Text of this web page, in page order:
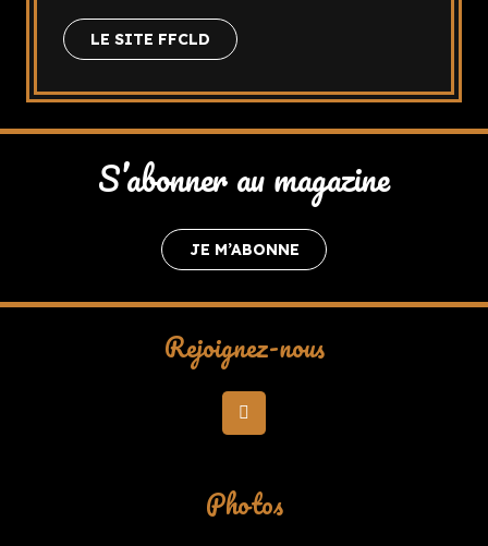
LE SITE FFCLD
S’abonner au magazine
JE M’ABONNE
Rejoignez-nous
Photos